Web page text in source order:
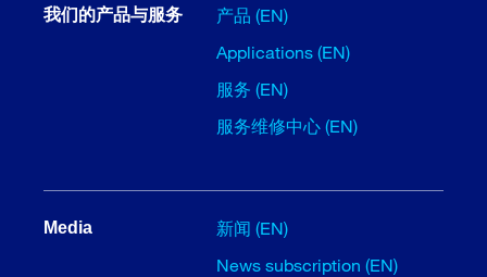
我们的产品与服务
产品 (EN)
Applications (EN)
服务 (EN)
服务维修中心 (EN)
Media
新闻 (EN)
News subscription (EN)